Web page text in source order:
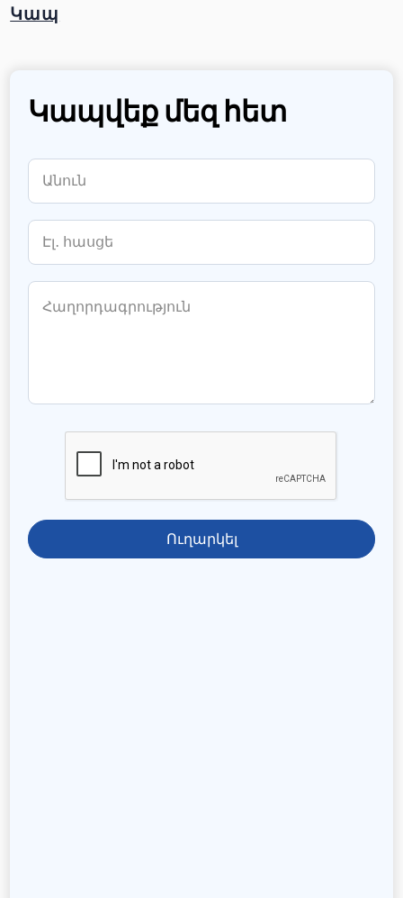
Կապ
Կապվեք մեզ հետ
Ուղարկել